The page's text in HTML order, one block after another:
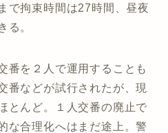
で拘束時間は27時間、昼夜
る。
番を２人で運用することも
などが試行されたが、現
とんど。１人交番の廃止で
な合理化へはまだ途上。警